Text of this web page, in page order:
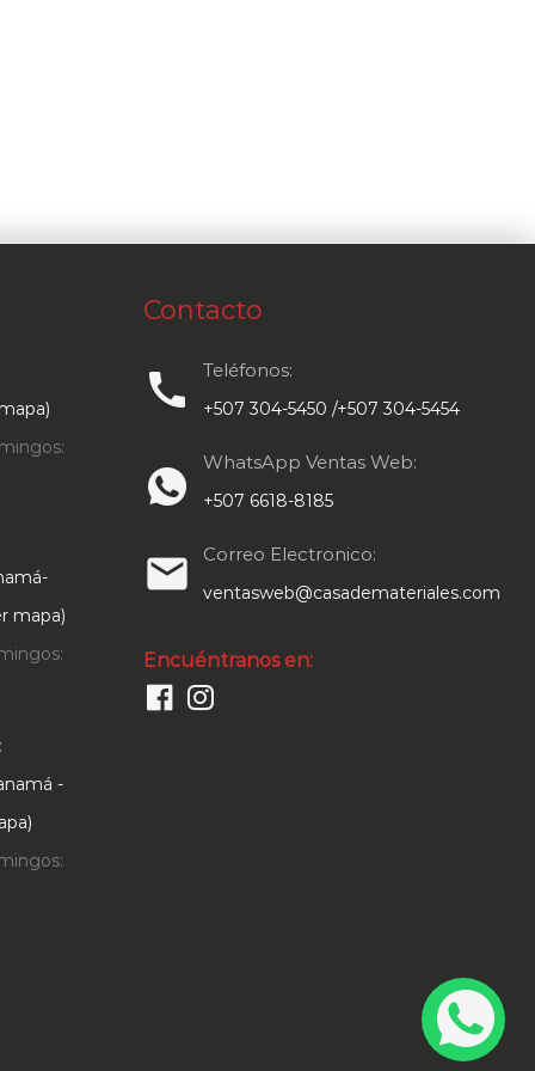
mapa)
-
Contacto
call Teléfonos:
+507 304-5450 /+507 304-5454
WhatsApp Ventas Web:
+507 6618-8185
email Correo Electronico:
ventasweb@casademateriales.com
Encuéntranos en: